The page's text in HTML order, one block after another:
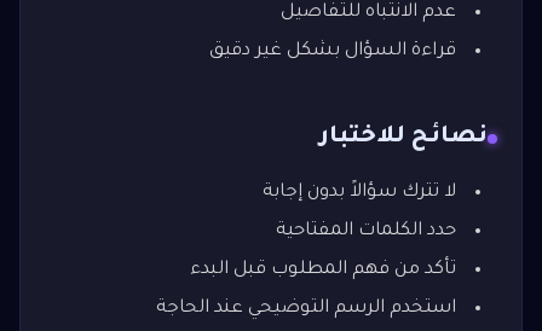
عدم الانتباه للتفاصيل
قراءة السؤال بشكل غير دقيق
نصائح للاختبار
لا تترك سؤالاً بدون إجابة
حدد الكلمات المفتاحية
تأكد من فهم المطلوب قبل البدء
استخدم الرسم التوضيحي عند الحاجة